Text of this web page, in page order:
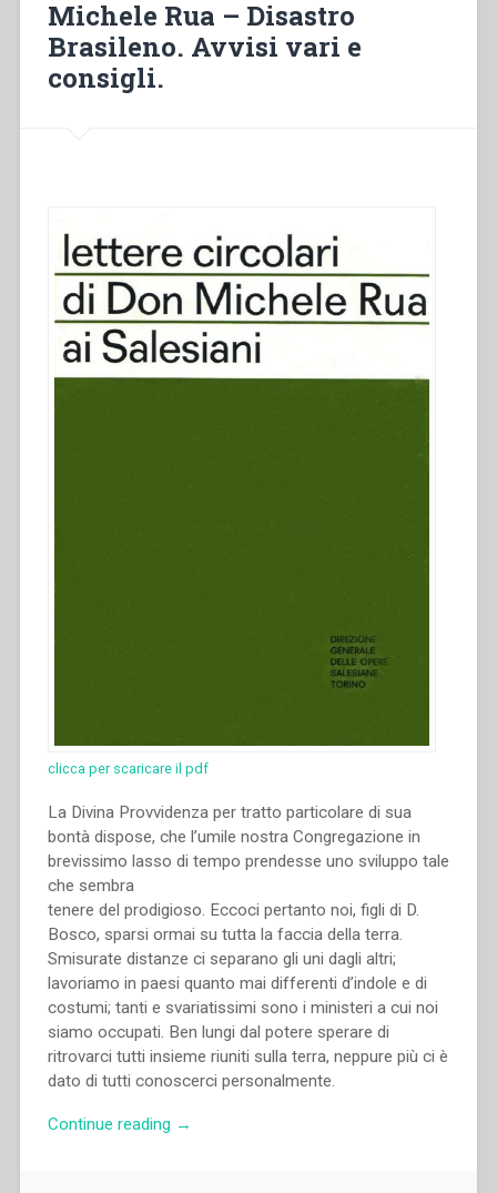
1888”
Michele Rua – Disastro
Brasileno. Avvisi vari e
consigli.
clicca per scaricare il pdf
La Divina Provvidenza per tratto particolare di sua
bontà dispose, che l’umile nostra Congregazione in
brevissimo lasso di tempo prendesse uno sviluppo tale
che sembra
tenere del prodigioso. Eccoci pertanto noi, figli di D.
Bosco, sparsi ormai su tutta la faccia della terra.
Smisurate distanze ci separano gli uni dagli altri;
lavoriamo in paesi quanto mai differenti d’indole e di
costumi; tanti e svariatissimi sono i ministeri a cui noi
siamo occupati. Ben lungi dal potere sperare di
ritrovarci tutti insieme riuniti sulla terra, neppure più ci è
dato di tutti conoscerci personalmente.
Continue reading “Michele
→